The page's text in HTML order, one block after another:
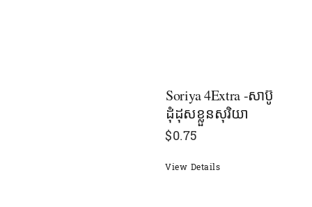
Soriya 4Extra -សាប៊ូ
ដុំដុសខ្លួនសុរិយា
$0.75
View Details